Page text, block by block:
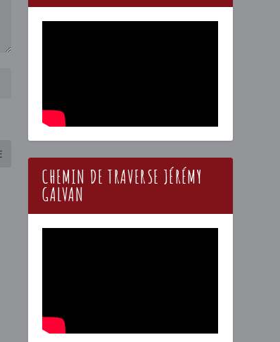
CHEMIN DE TRAVERSE JÉRÉMY
GALVAN